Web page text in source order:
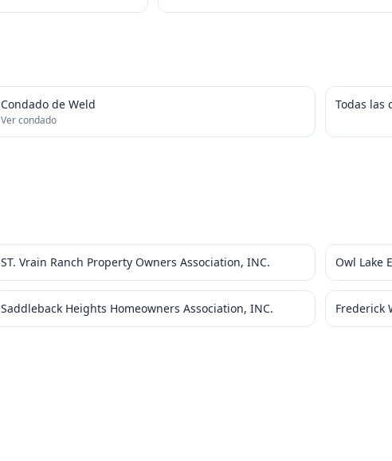
Condado de Weld
Ver condado
Todas las
ST. Vrain Ranch Property Owners Association, INC. Owl Lake
Saddleback Heights Homeowners Association, INC. Frederick